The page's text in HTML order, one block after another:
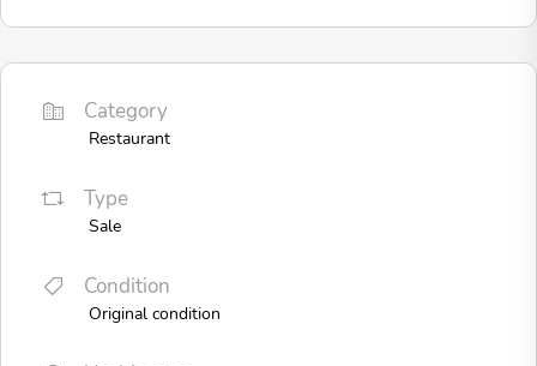
Category
Restaurant
Type
Sale
Condition
Original condition